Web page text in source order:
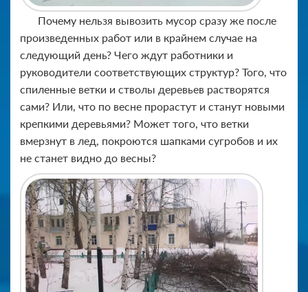
Почему нельзя вывозить мусор сразу же после
произведенных работ или в крайнем случае на
следующий день? Чего ждут работники и
руководители соответствующих структур? Того, что
спиленные ветки и стволы деревьев растворятся
сами? Или, что по весне прорастут и станут новыми
крепкими деревьями? Может того, что ветки
вмерзнут в лед, покроются шапками сугробов и их
не станет видно до весны?